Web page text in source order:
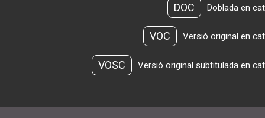
DOC Doblada en
VOC Versió original en
VOSC Versió original subtitulada en